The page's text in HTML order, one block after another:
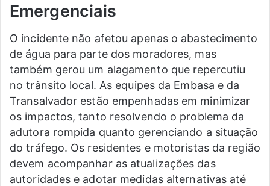
Emergenciais
O incidente não afetou apenas o abastecimento
de água para parte dos moradores, mas
também gerou um alagamento que repercutiu
no trânsito local. As equipes da Embasa e da
Transalvador estão empenhadas em minimizar
os impactos, tanto resolvendo o problema da
adutora rompida quanto gerenciando a situação
do tráfego. Os residentes e motoristas da região
devem acompanhar as atualizações das
autoridades e adotar medidas alternativas até